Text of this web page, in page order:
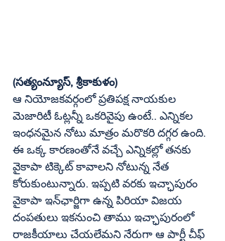
(సత్యంన్యూస్‌, శ్రీకాకుళం)
ఆ నియోజకవర్గంలో ప్రతిపక్ష నాయకుల
మెజారిటీ ఓట్లన్నీ ఒకరివైపు ఉంటే.. ఎన్నికల
ఇంధనమైన నోటు మాత్రం మరొకరి దగ్గర ఉంది.
ఈ ఒక్క కారణంతోనే వచ్చే ఎన్నికల్లో తనకు
వైకాపా టిక్కెట్‌ కావాలని నోటున్న నేత
కోరుకుంటున్నారు. ఇప్పటి వరకు ఇచ్ఛాపురం
వైకాపా ఇన్‌ఛార్జిగా ఉన్న పిరియా విజయ
దంపతులు ఇకనుంచి తాము ఇచ్ఛాపురంలో
రాజకీయాలు చేయలేమని నేరుగా ఆ పార్టీ చీఫ్‌